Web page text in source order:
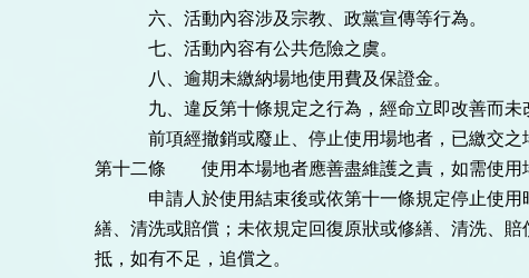
六、活動內容涉及宗教、政黨宣傳等行為。
七、活動內容有公共危險之虞。
八、逾期未繳納場地使用費及保證金。
九、違反第十條規定之行為，經命立即改善而未
前項經撤銷或廢止、停止使用場地者，已繳交之場
第十二條 使用本場地者應善盡維護之責，如需使用
申請人於使用結束後或依第十一條規定停止使用
繕、清洗或賠償；未依規定回復原狀或修繕、清洗、
抵，如有不足，追償之。